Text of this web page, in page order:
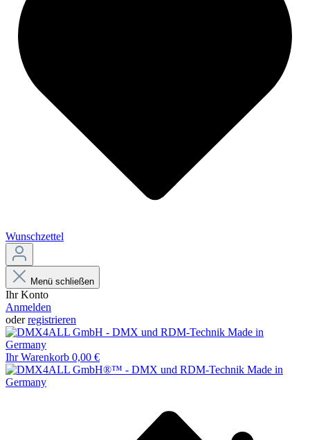
Wunschzettel
Menü schließen
Ihr Konto
Anmelden
oderregistrieren
Ihr Warenkorb 0,00 €